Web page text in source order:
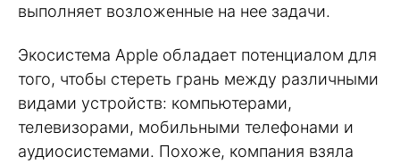
выполняет возложенные на нее задачи.
Экосистема Apple обладает потенциалом для
того, чтобы стереть грань между различными
видами устройств: компьютерами,
телевизорами, мобильными телефонами и
аудиосистемами. Похоже, компания взяла